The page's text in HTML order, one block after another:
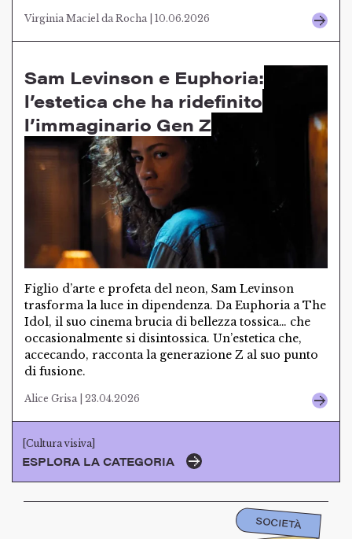
Virginia Maciel da Rocha | 10.06.2026
Sam Levinson e Euphoria:
l’estetica che ha ridefinito
l’immaginario Gen Z
Figlio d’arte e profeta del neon, Sam Levinson
trasforma la luce in dipendenza. Da Euphoria a The
Idol, il suo cinema brucia di bellezza tossica… che
occasionalmente si disintossica. Un’estetica che,
accecando, racconta la generazione Z al suo punto
di fusione.
Alice Grisa | 23.04.2026
[Cultura visiva]
ESPLORA LA CATEGORIA
SOCIETÀ